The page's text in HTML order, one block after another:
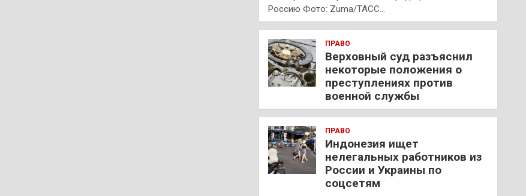
Россию Фото: Zuma/ТАСС…
ПРАВО
Верховный суд разъяснил
некоторые положения о
преступлениях против
военной службы
ПРАВО
Индонезия ищет
нелегальных работников из
России и Украины по
соцсетям